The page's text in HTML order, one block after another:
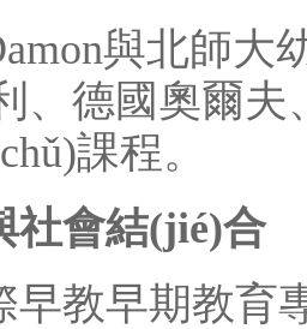
與北師大
、德國奧爾
課程。
社會結(jié)合
早教早期教育